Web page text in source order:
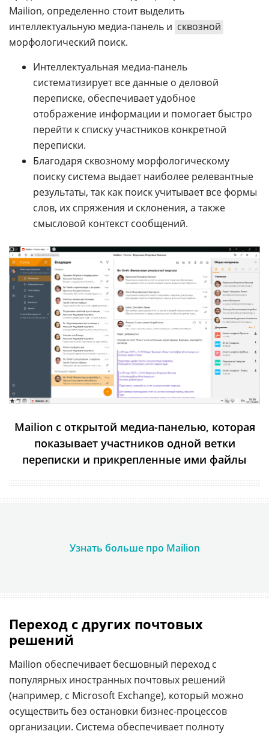
Mailion, определенно стоит выделить
интеллектуальную медиа-панель и сквозной
морфологический поиск.
Интеллектуальная медиа-панель
систематизирует все данные о деловой
переписке, обеспечивает удобное
отображение информации и помогает быстро
перейти к списку участников конкретной
переписки.
Благодаря сквозному морфологическому
поиску система выдает наиболее релевантные
результаты, так как поиск учитывает все формы
слов, их спряжения и склонения, а также
смысловой контекст сообщений.
Mailion c открытой медиа-панелью, которая
показывает участников одной ветки
переписки и прикрепленные ими файлы
Узнать больше про Mailion
Переход с других почтовых
решений
Mailion обеспечивает бесшовный переход с
популярных иностранных почтовых решений
(например, с Microsoft Exchange), который можно
осуществить без остановки бизнес-процессов
организации. Система обеспечивает полноту